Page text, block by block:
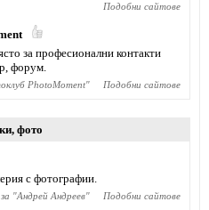
Подобни сайтове
за професионални контакти
форум.
PhotoMoment" Подобни сайтове
, фото
с фотографии.
"Андрей Андреев" Подобни сайтове